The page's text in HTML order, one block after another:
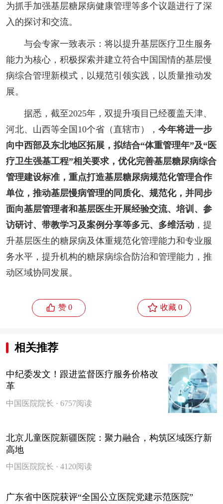
为抓手加强基层糖尿病健康管理等多个议题进行了深
入的探讨和交流。
与会专家一致表示：将以提升基层医疗卫生服务
能力为核心，积极探索并建立符合中国国情的基层慢
病综合管理新模式，以规范引领实践，以质量推动发
展。
据悉，截至2025年，双提升项目已经覆盖天津、
河北、山西等全国10个省（直辖市）， 今年将进一步
向中西部及东北地区拓展，拟结合“体重管理年”及“医
疗卫生强基工程”相关要求，优化完善基层糖尿病综合
管理建设标准，重点打造基层糖尿病规范化管理合作
单位，推动基层慢病管理的同质化、规范化，并同步
面向基层管理者和基层医生开展经验交流、培训、参
访研讨、带教学习及案例分享等多元、多维活动，提
升基层医生的糖尿病及体重规范化管理能力和专业服
务水平，提升机构的糖尿病综合防治和管理能力，推
动区域协同发展。
 赞 0  收藏 0
相关推荐
中纪委发文！跟进监督医疗服务价格改
革
中国医院院长 · 6757阅读
北京儿童医院新疆医院：聚力融合，构筑区域医疗新
高地
中国医院院长 · 4120阅读
广东省中医院获评“全国公立医院党建示范医院”